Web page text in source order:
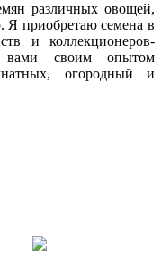
различных овощей,
Я приобретаю семена в
и коллекционеров-
вами своим опытом
огородный и